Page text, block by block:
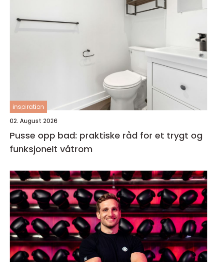
inspiration
02. August 2026
Pusse opp bad: praktiske råd for et trygt og
funksjonelt våtrom